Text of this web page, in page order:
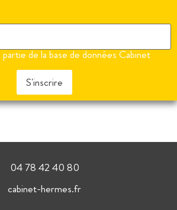
de la base de données Cabinet
S'inscrire
04 78 42 40 80
cabinet-hermes.fr